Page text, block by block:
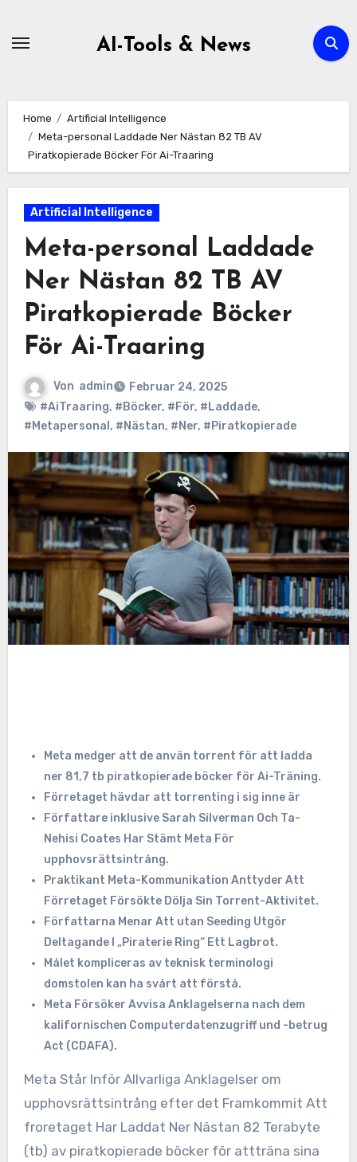
AI-Tools & News
Home
Artificial Intelligence
Meta-personal Laddade Ner Nästan 82 TB AV
Piratkopierade Böcker För Ai-Traaring
Artificial Intelligence
Meta-personal Laddade
Ner Nästan 82 TB AV
Piratkopierade Böcker
För Ai-Traaring
Von admin
Februar 24, 2025
#AiTraaring, #Böcker, #För, #Laddade,
#Metapersonal , #Nästan, #Ner, #Piratkopierade
Meta medger att de använ torrent för att ladda
ner 81,7 tb piratkopierade böcker för Ai-Träning.
Förretaget hävdar att torrenting i sig inne är
Författare inklusive Sarah Silverman Och Ta-
Nehisi Coates Har Stämt Meta För
upphovsrättsintrång.
Praktikant Meta-Kommunikation Anttyder Att
Förretaget Försökte Dölja Sin Torrent-Aktivitet.
Författarna Menar Att utan Seeding Utgör
Deltagande I „Piraterie Ring“ Ett Lagbrot.
Målet kompliceras av teknisk terminologi
domstolen kan ha svårt att förstå.
Meta Försöker Avvisa Anklagelserna nach dem
kalifornischen Computerdatenzugriff und -betrug
Act (CDAFA).
Meta Står Inför Allvarliga Anklagelser om
upphovsrättsintrång efter det Framkommit Att
froretaget Har Laddat Ner Nästan 82 Terabyte
(tb) av piratkopierade böcker för attträna sina